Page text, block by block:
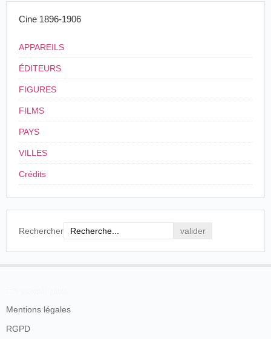
Cine 1896-1906
APPAREILS
ÉDITEURS
FIGURES
FILMS
PAYS
VILLES
Crédits
Rechercher
Mentions légales
RGPD